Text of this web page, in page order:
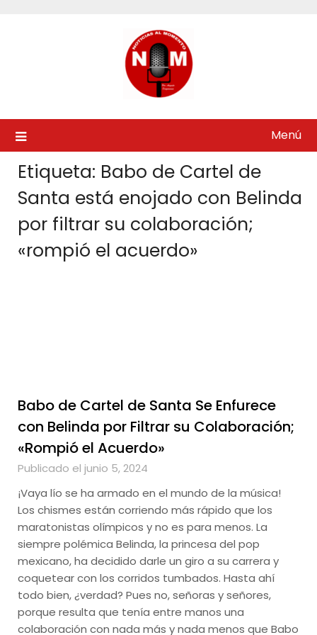
Menú
Etiqueta: Babo de Cartel de
Santa está enojado con Belinda
por filtrar su colaboración;
«rompió el acuerdo»
Babo de Cartel de Santa Se Enfurece
con Belinda por Filtrar su Colaboración;
«Rompió el Acuerdo»
Publicado el junio 5, 2024
¡Vaya lío se ha armado en el mundo de la música!
Los chismes están corriendo más rápido que los
maratonistas olímpicos y no es para menos. La
siempre polémica Belinda, la princesa del pop
mexicano, ha decidido darle un giro a su carrera y
coquetear con los corridos tumbados. Hasta ahí
todo bien, ¿verdad? Pues no, señoras y señores,
porque resulta que tenía entre manos una
colaboración con nada más y nada menos que Babo